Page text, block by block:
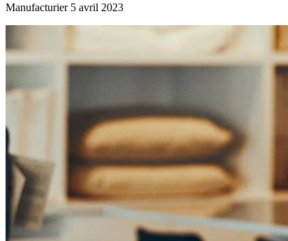
Manufacturier 5 avril 2023